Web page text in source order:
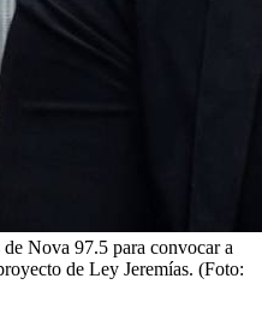
Nova 97.5 para convocar a
de Ley Jeremías. (Foto: